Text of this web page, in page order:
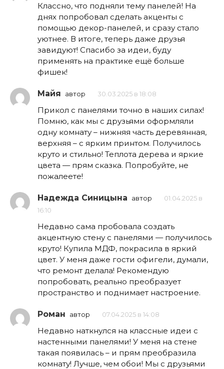
Классно, что подняли тему панелей! На
днях попробовал сделать акценты с
помощью декор-панелей, и сразу стало
уютнее. В итоге, теперь даже друзья
завидуют! Спасибо за идеи, буду
применять на практике ещё больше
фишек!
Майя автор 30.03.2025 в 18:08
Прикол с панелями точно в наших силах!
Помню, как мы с друзьями оформляли
одну комнату – нижняя часть деревянная,
верхняя – с ярким принтом. Получилось
круто и стильно! Теплота дерева и яркие
цвета — прям сказка. Попробуйте, не
пожалеете!
Надежда Синицына автор
01.04.2025 в
16:10
Недавно сама пробовала создать
акцентную стену с панелями — получилось
круто! Купила МДФ, покрасила в яркий
цвет. У меня даже гости офигели, думали,
что ремонт делала! Рекомендую
попробовать, реально преобразует
пространство и поднимает настроение.
Роман автор 07.04.2025 в 14:08
Недавно наткнулся на классные идеи с
настенными панелями! У меня на стене
такая появилась – и прям преобразила
комнату! Лучше, чем обои! Мы с друзьями